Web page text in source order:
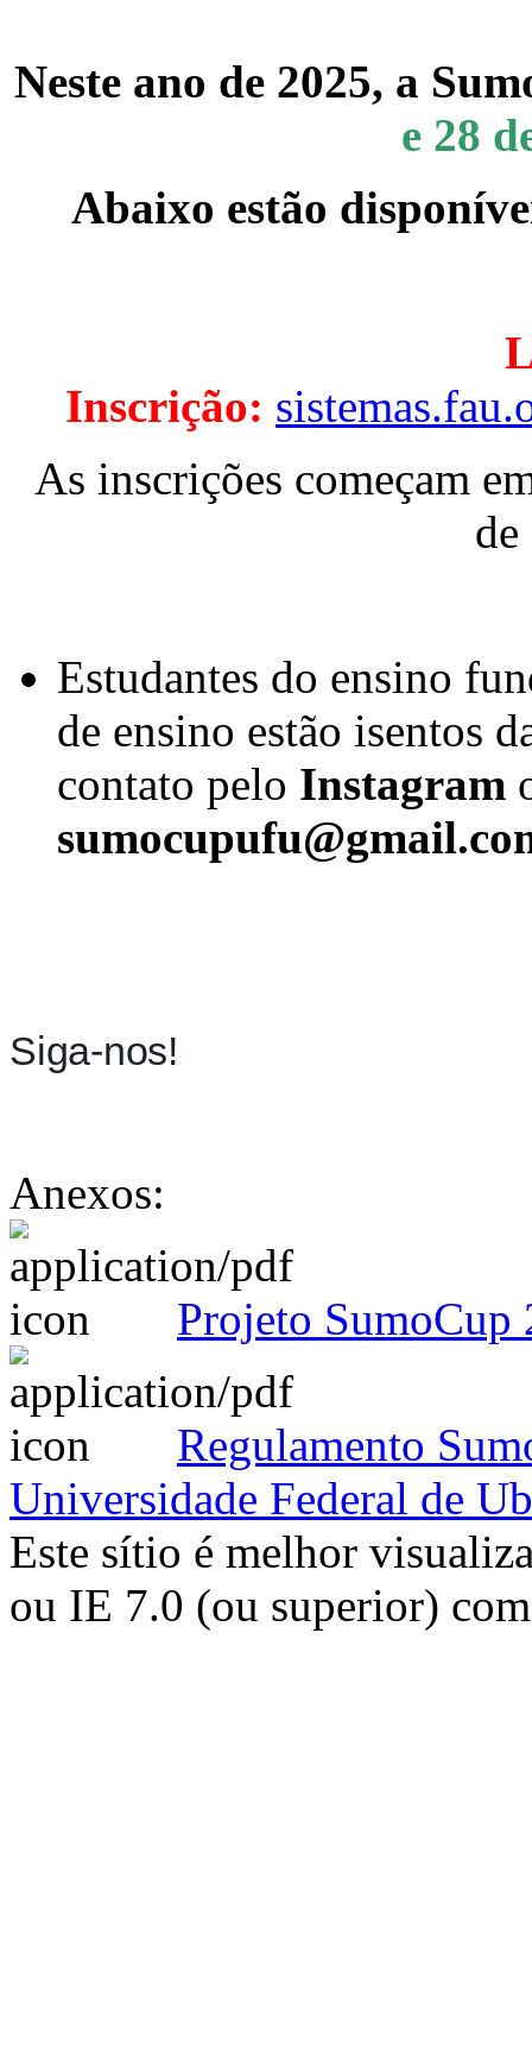
Neste ano de 2025, a
e 28
Abaixo estão
Inscrição:
As inscrições começam
Estudantes do ensino
de ensino estão isentos
contato pelo Instagram
Siga-nos!
Anexos:
Projeto SumoCup
Regulamento
Universidade Federal de
Este sítio é melhor
ou IE 7.0 (ou superior)